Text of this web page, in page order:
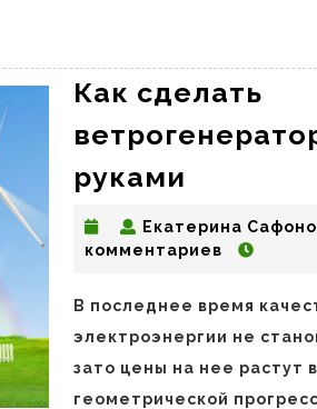
Как сделать
руками
своими
руками
Екатерина
комментариев
В последнее время
электроэнергии не
зато цены на нее растут в
геометрической